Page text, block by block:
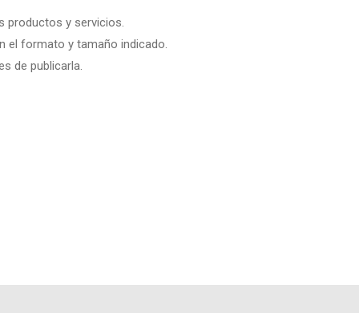
productos y servicios.
el formato y tamaño indicado.
de publicarla.